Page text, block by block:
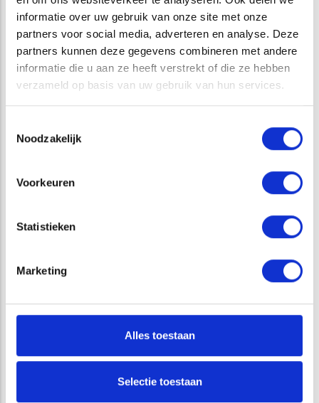
informatie over uw gebruik van onze site met onze
partners voor social media, adverteren en analyse. Deze
partners kunnen deze gegevens combineren met andere
informatie die u aan ze heeft verstrekt of die ze hebben
verzameld op basis van uw gebruik van hun services.
Noodzakelijk
Voorkeuren
Statistieken
Marketing
Alles toestaan
Selectie toestaan
Een efficiënte aanpak kan u kosten en onnodige vertraging
van uw project besparen. Wij informeren u graag over de
mogelijkheden.
Interview Raoul Kleppe: ‘We zien natuurlijk gedrag
zonder dieren te vangen’